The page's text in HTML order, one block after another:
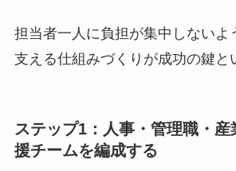
中小企業が職場リワークを成功さ